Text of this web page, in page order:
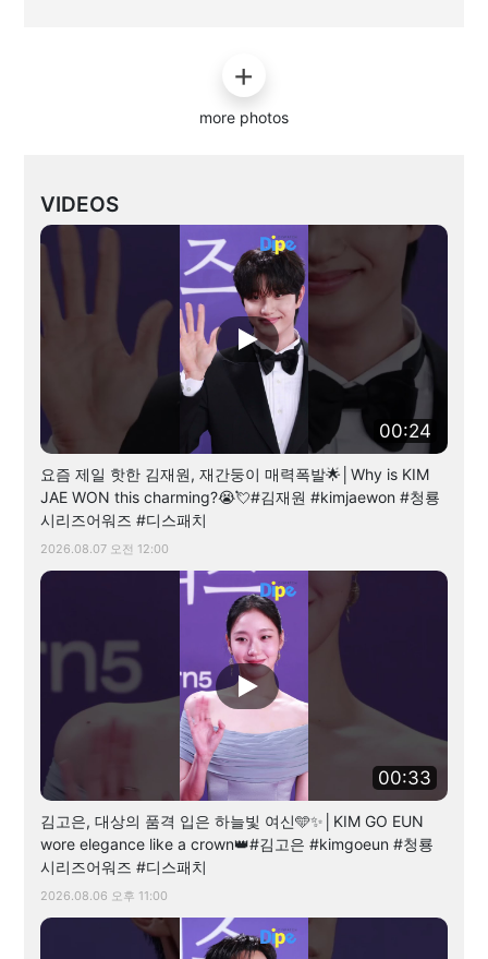
more photos
VIDEOS
00:24
요즘 제일 핫한 김재원, 재간둥이 매력폭발🌟│Why is KIM
JAE WON this charming?😭💘#김재원 #kimjaewon #청룡
시리즈어워즈 #디스패치
2026.08.07 오전 12:00
00:33
김고은, 대상의 품격 입은 하늘빛 여신🩵✨│KIM GO EUN
wore elegance like a crown👑#김고은 #kimgoeun #청룡
시리즈어워즈 #디스패치
2026.08.06 오후 11:00